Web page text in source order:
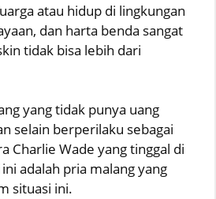
atau hidup di lingkungan
dan harta benda sangat
tidak bisa lebih dari
yang tidak punya uang
selain berperilaku sebagai
Charlie Wade yang tinggal di
adalah pria malang yang
situasi ini.